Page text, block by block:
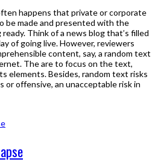
happens that private or corporate
be made and presented with the
Think of a news blog that’s filled
of going live. However, reviewers
content, say, a random text
The are to focus on the text,
elements. Besides, random text risks
or offensive, an unacceptable risk in